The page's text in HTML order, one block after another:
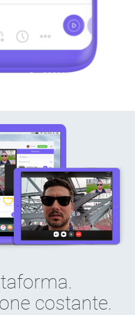
costante.